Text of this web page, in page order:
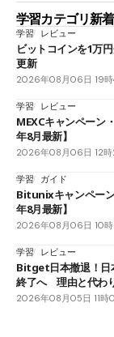
学習カテゴリ新着
学習 レビュー
ビットコインを1万
更新
2026年08月06日 19
学習 レビュー
MEXCキャンペーン
年8月最新】
2026年08月06日 12
学習 ガイド
Bitunixキャンペー
年8月最新】
2026年08月06日 10
学習 レビュー
Bitget日本撤退！日
終了へ 理由と代わ
2026年08月05日 11時